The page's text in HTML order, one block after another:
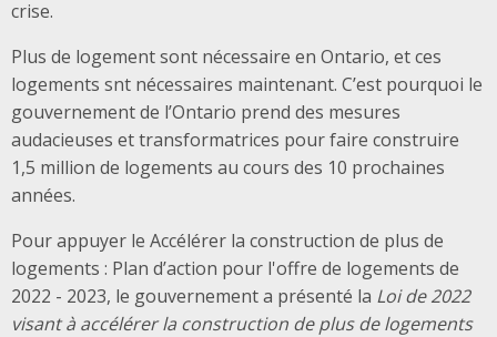
crise.
Plus de logement sont nécessaire en Ontario, et ces
logements snt nécessaires maintenant. C’est pourquoi le
gouvernement de l’Ontario prend des mesures
audacieuses et transformatrices pour faire construire
1,5 million de logements au cours des 10 prochaines
années.
Pour appuyer le Accélérer la construction de plus de
logements : Plan d’action pour l'offre de logements de
2022 - 2023, le gouvernement a présenté la Loi de 2022
visant à accélérer la construction de plus de logements